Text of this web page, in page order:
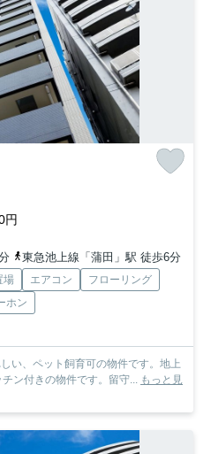
円
東急池上線「蒲田」駅 徒歩6分
場 エアコン
フローリング
ホン
い、ペット飼育可の物件です。地上
ン付きの物件です。留守... もっと見